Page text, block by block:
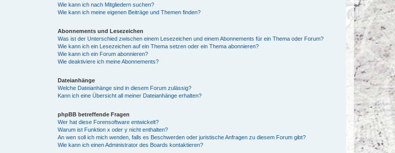
Wie kann ich nach Mitgliedern suchen?
Wie kann ich meine eigenen Beiträge und Themen finden?
Abonnements und Lesezeichen
Was ist der Unterschied zwischen einem Lesezeichen und einem Abonnements für ein Thema oder Forum?
Wie kann ich ein Lesezeichen auf ein Thema setzen oder ein Thema abonnieren?
Wie kann ich ein Forum abonnieren?
Wie deaktiviere ich meine Abonnements?
Dateianhänge
Welche Dateianhänge sind in diesem Forum zulässig?
Kann ich eine Übersicht all meiner Dateianhänge erhalten?
phpBB betreffende Fragen
Wer hat diese Forensoftware entwickelt?
Warum ist Funktion x oder y nicht enthalten?
An wen soll ich mich wenden, falls es Beschwerden oder juristische Anfragen zu diesem Forum gibt?
Wie kann ich einen Administrator des Boards kontaktieren?